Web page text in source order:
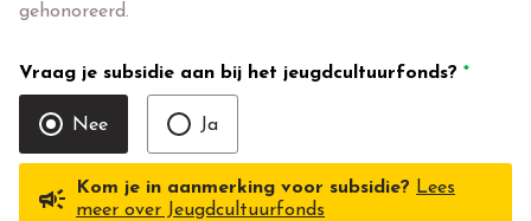
gehonoreerd.
Vraag je subsidie aan bij het jeugdcultuurfonds? *
Nee Ja
campaign Kom je in aanmerking voor subsidie? Lees
meer over Jeugdcultuurfonds